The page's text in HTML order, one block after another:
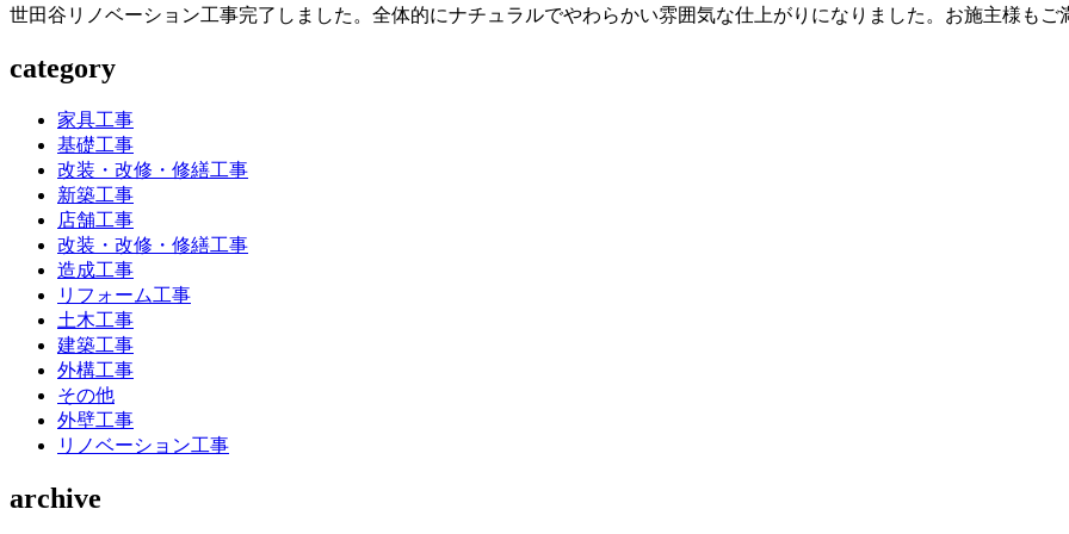
世田谷リノベーション工事完了しました。全体的にナチュラルでやわらかい雰囲気な仕上がりになりました。お施主様もご
category
家具工事
基礎工事
改装・改修・修繕工事
新築工事
店舗工事
改装・改修・修繕工事
造成工事
リフォーム工事
土木工事
建築工事
外構工事
その他
外壁工事
リノベーション工事
archive